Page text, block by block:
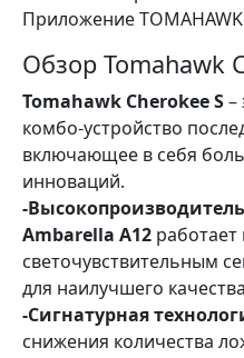
Приложение
Обзор Tomahawk
Tomahawk Cherokee S–
комбо-устройство
включающее в себя
инноваций.
-
Ambarella А12 работает
светочувствительным
для наилучшего
-Сигнатурная
снижения количества